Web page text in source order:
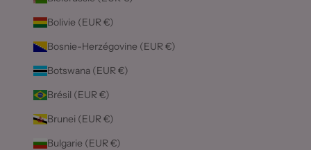
Bolivie (EUR €)
Bosnie-Herzégovine (EUR €)
Botswana (EUR €)
Brésil (EUR €)
Brunei (EUR €)
Bulgarie (EUR €)